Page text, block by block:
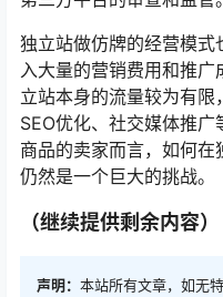
独立站做仿牌的经营模式
入大量的营销费用和推
立站本身的流量较为有
SEO优化、社交媒体推
商品的卖家而言，如何在
仍然是一个巨大的挑战。
（继续提供剩余内容）
声明： 本站所有文章，如无